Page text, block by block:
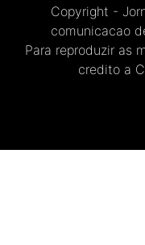
Copyright -
comunicacao
Para reproduzir as
credito a